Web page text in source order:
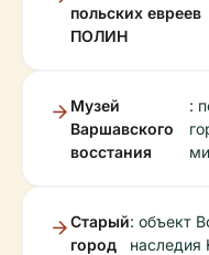
польских евреев
ПОЛИН
Музей
Варшавского
восстания
:
Старый
город
: объект